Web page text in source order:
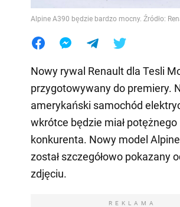
Alpine A390 będzie bardzo mocny. Źródło:
Nowy rywal Renault dla Tesli
przygotowywany do premiery.
amerykański samochód
wkrótce będzie miał potężnego
konkurenta. Nowy model
został szczegółowo pokazany
zdjęciu.
REKLAMA